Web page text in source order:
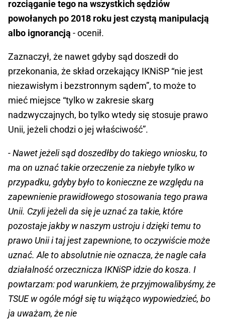
rozciąganie tego na wszystkich sędziów
powołanych po 2018 roku jest czystą manipulacją
albo ignorancją - ocenił.
Zaznaczył, że nawet gdyby sąd doszedł do
przekonania, że skład orzekający IKNiSP “nie jest
niezawisłym i bezstronnym sądem”, to może to
mieć miejsce “tylko w zakresie skarg
nadzwyczajnych, bo tylko wtedy się stosuje prawo
Unii, jeżeli chodzi o jej właściwość”.
- Nawet jeżeli sąd doszedłby do takiego wniosku, to
ma on uznać takie orzeczenie za niebyłe tylko w
przypadku, gdyby było to konieczne ze względu na
zapewnienie prawidłowego stosowania tego prawa
Unii. Czyli jeżeli da się je uznać za takie, które
pozostaje jakby w naszym ustroju i dzięki temu to
prawo Unii i taj jest zapewnione, to oczywiście może
uznać. Ale to absolutnie nie oznacza, że nagle cała
działalność orzecznicza IKNiSP idzie do kosza. I
powtarzam: pod warunkiem, że przyjmowalibyśmy, że
TSUE w ogóle mógł się tu wiążąco wypowiedzieć, bo
ja uważam, że nie